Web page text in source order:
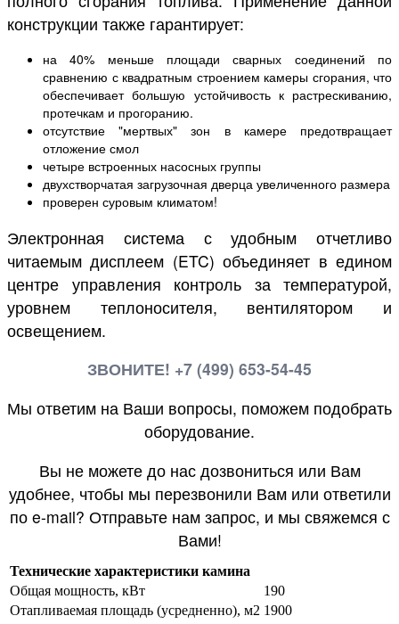
конструкции также гарантирует:
на 40% меньше площади сварных соединений по
сравнению с квадратным строением камеры сгорания, что
обеспечивает большую устойчивость к растрескиванию,
протечкам и прогоранию.
отсутствие "мертвых" зон в камере предотвращает
отложение смол
четыре встроенных насосных группы
двухстворчатая загрузочная дверца увеличенного размера
проверен суровым климатом!
Электронная система с удобным отчетливо
читаемым дисплеем (ETC) объединяет в едином
центре управления контроль за температурой,
уровнем теплоносителя, вентилятором и
освещением.
ЗВОНИТЕ! +7 (499) 653-54-45
Мы ответим на Ваши вопросы, поможем подобрать
оборудование.
Вы не можете до нас дозвониться или Вам
удобнее, чтобы мы перезвонили Вам или ответили
по e-mail? Отправьте нам запрос, и мы свяжемся с
Вами!
Технические характеристики камина
Общая мощность, кВт
190
Отапливаемая площадь (усредненно), м2 1900